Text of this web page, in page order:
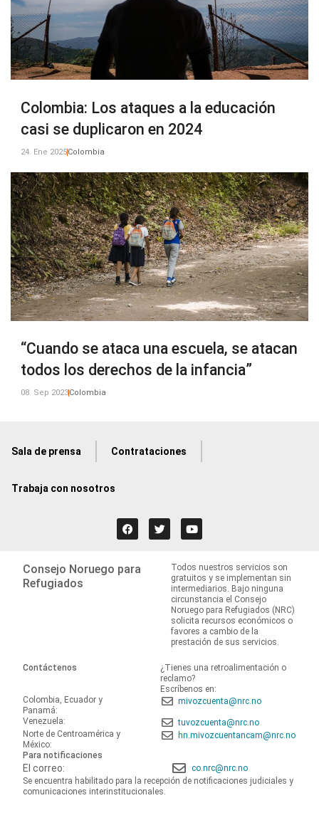
Colombia: Los ataques a la educación
casi se duplicaron en 2024
24. Ene 2025Colombia
“Cuando se ataca una escuela, se atacan
todos los derechos de la infancia”
08. Sep 2023Colombia
Sala de prensa Contrataciones
Trabaja con nosotros
Consejo Noruego para
Refugiados
Todos nuestros servicios son
gratuitos y se implementan sin
intermediarios. Bajo ninguna
circunstancia el Consejo
Noruego para Refugiados (NRC)
solicita recursos económicos o
favores a cambio de la
prestación de sus servicios.
Contáctenos
¿Tienes una retroalimentación o
reclamo?
Escríbenos en:
Colombia, Ecuador y
Panamá:
mivozcuenta@nrc.no
Venezuela:
tuvozcuenta@nrc.no
Norte de Centroamérica y
México:
hn.mivozcuentancam@nrc.no
Para notificaciones
El correo:
co.nrc@nrc.no
Se encuentra habilitado para la recepción de notificaciones judiciales y
comunicaciones interinstitucionales.